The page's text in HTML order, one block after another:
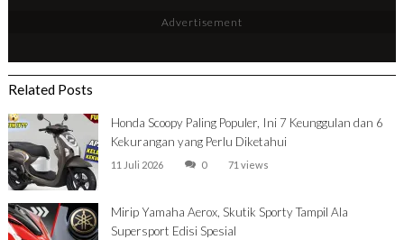
Advertisement
Related Posts
Honda Scoopy Paling Populer, Ini 7 Keunggulan dan 6
Kekurangan yang Perlu Diketahui
11 Juli 2026 0 71 views
Mirip Yamaha Aerox, Skutik Sporty Tampil Ala
Supersport Edisi Spesial